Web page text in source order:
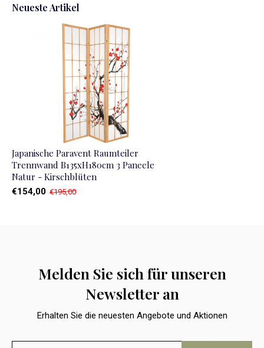
Neueste Artikel
Japanische Paravent Raumteiler
Trennwand B135xH180cm 3 Paneele
Natur - Kirschblüten
€154,00 €195,00
Melden Sie sich für unseren
Newsletter an
Erhalten Sie die neuesten Angebote und Aktionen